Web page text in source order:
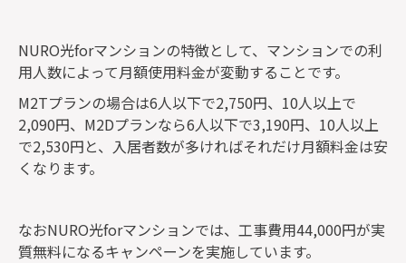
NURO光forマンションの特徴として、マンションでの利
用人数によって月額使用料金が変動することです。
M2Tプランの場合は6人以下で2,750円、10人以上で
2,090円、M2Dプランなら6人以下で3,190円、10人以上
で2,530円と、入居者数が多ければそれだけ月額料金は安
くなります。
なおNURO光forマンションでは、工事費用44,000円が実
質無料になるキャンペーンを実施しています。